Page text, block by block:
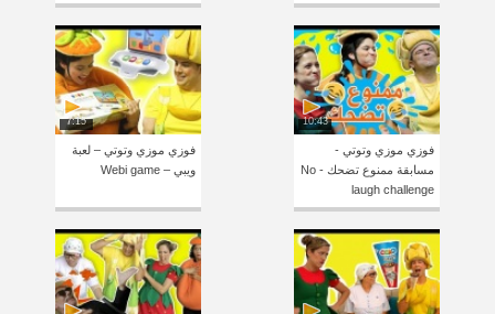
10:43
فوزي موزي وتوتي -
مسابقة ممنوع تضحك - No
laugh challenge
7:15
فوزي موزي وتوتي – لعبة
ويبي – Webi game